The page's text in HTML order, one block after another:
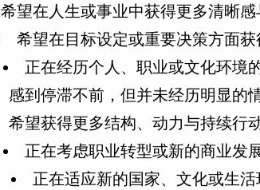
希望在人生或事业中获得更多清晰感
希望在目标设定或重要决策方面
正在经历个人、职业或文化环境
感到停滞不前，但并未经历明显的
希望获得更多结构、动力与持续行
正在考虑职业转型或新的商业发
正在适应新的国家、文化或生活